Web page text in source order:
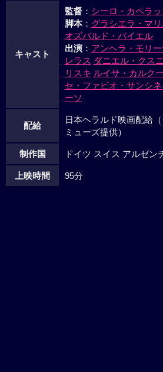
キャスト
監督： シーロ・カペラッ
脚本： グラシエラ・マリ
オズバルド・バイエル
出演： アンヘラ・モリー
レラス ダニエル・クス
リスキ ルイサ・カルク
セ・ファビオ・サンシネ
ーソ
配給
日本ヘラルド映画配給
ミューズ提供）
制作国 ドイツ スイス アルゼン
上映時間 95分